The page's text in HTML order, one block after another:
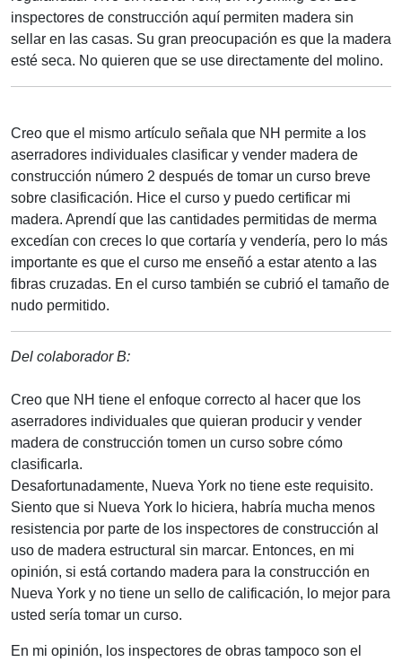
inspectores de construcción aquí permiten madera sin
sellar en las casas. Su gran preocupación es que la madera
esté seca. No quieren que se use directamente del molino.
Creo que el mismo artículo señala que NH permite a los
aserradores individuales clasificar y vender madera de
construcción número 2 después de tomar un curso breve
sobre clasificación. Hice el curso y puedo certificar mi
madera. Aprendí que las cantidades permitidas de merma
excedían con creces lo que cortaría y vendería, pero lo más
importante es que el curso me enseñó a estar atento a las
fibras cruzadas. En el curso también se cubrió el tamaño de
nudo permitido.
Del colaborador B:
Creo que NH tiene el enfoque correcto al hacer que los
aserradores individuales que quieran producir y vender
madera de construcción tomen un curso sobre cómo
clasificarla.
Desafortunadamente, Nueva York no tiene este requisito.
Siento que si Nueva York lo hiciera, habría mucha menos
resistencia por parte de los inspectores de construcción al
uso de madera estructural sin marcar. Entonces, en mi
opinión, si está cortando madera para la construcción en
Nueva York y no tiene un sello de calificación, lo mejor para
usted sería tomar un curso.
En mi opinión, los inspectores de obras tampoco son el